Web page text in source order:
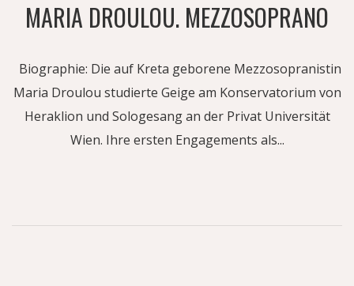
MARIA DROULOU. MEZZOSOPRANO
Biographie: Die auf Kreta geborene Mezzosopranistin
Maria Droulou studierte Geige am Konservatorium von
Heraklion und Sologesang an der Privat Universität
Wien. Ihre ersten Engagements als...